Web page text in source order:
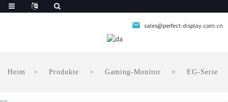
sales@perfect-display.com.cn
Heim Produkte Gaming-Monitor EG-Serie